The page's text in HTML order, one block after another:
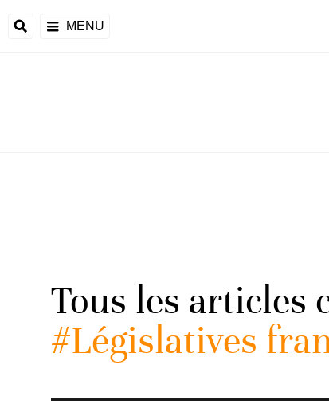
MENU
Tous les articles
#Législatives